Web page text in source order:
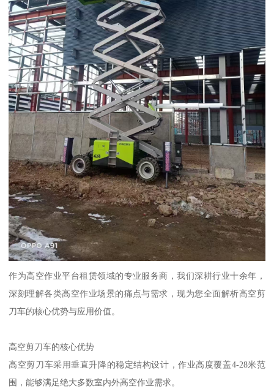
作为高空作业平台租赁领域的专业服务商，我们深耕行业十余年，
深刻理解各类高空作业场景的痛点与需求，现为您全面解析高空剪
刀车的核心优势与应用价值。
高空剪刀车的核心优势
高空剪刀车采用垂直升降的稳定结构设计，作业高度覆盖4-28米范
围，能够满足绝大多数室内外高空作业需求。